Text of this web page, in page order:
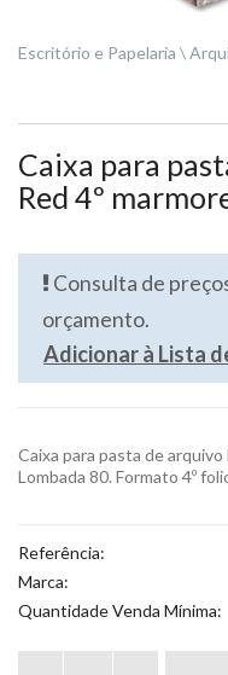
Escritório e Papelaria
Caixa para
Red 4º
Consulta de
orçamento.
Adicionar à Lista
Caixa para pasta de
Lombada 80. Formato 4º
Referência:
Marca:
Quantidade Venda Mínima: